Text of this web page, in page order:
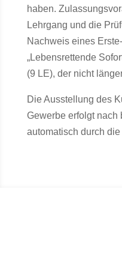
haben.
Lehrgang und die
Nachweis eines
„Lebensrettende
(9 LE), der nicht
Die Ausstellung des
Gewerbe erfolgt nach
automatisch durch die